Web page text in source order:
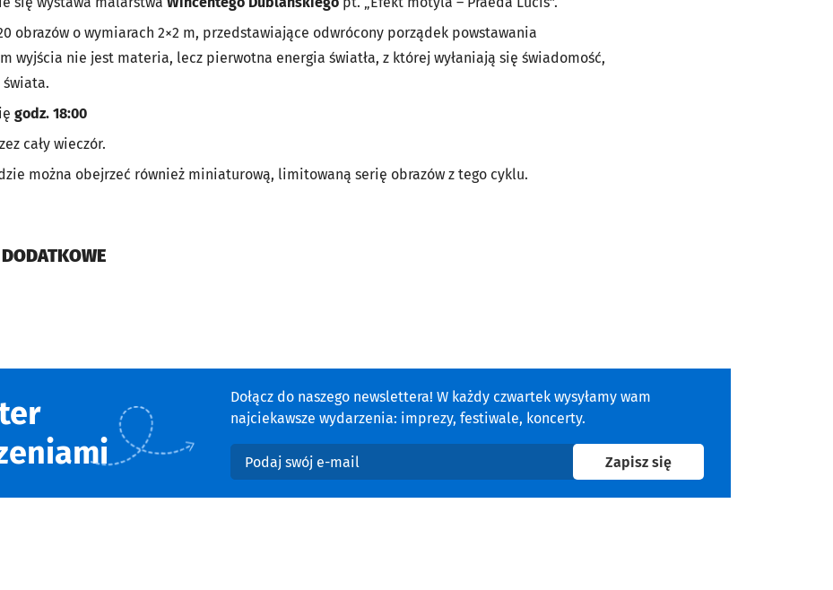
obrazów o wymiarach 2×2 m, przedstawiające odwrócony porządek powstawania
wyjścia nie jest materia, lecz pierwotna energia światła, z której wyłaniają się świadomość,
godz. 18:00
cały wieczór.
można obejrzeć również miniaturową, limitowaną serię obrazów z tego cyklu.
Dołącz do naszego newslettera! W każdy czwartek wysyłamy wam
najciekawsze wydarzenia: imprezy, festiwale, koncerty.
Podaj swój e-mail
Zapisz sięna newsletter